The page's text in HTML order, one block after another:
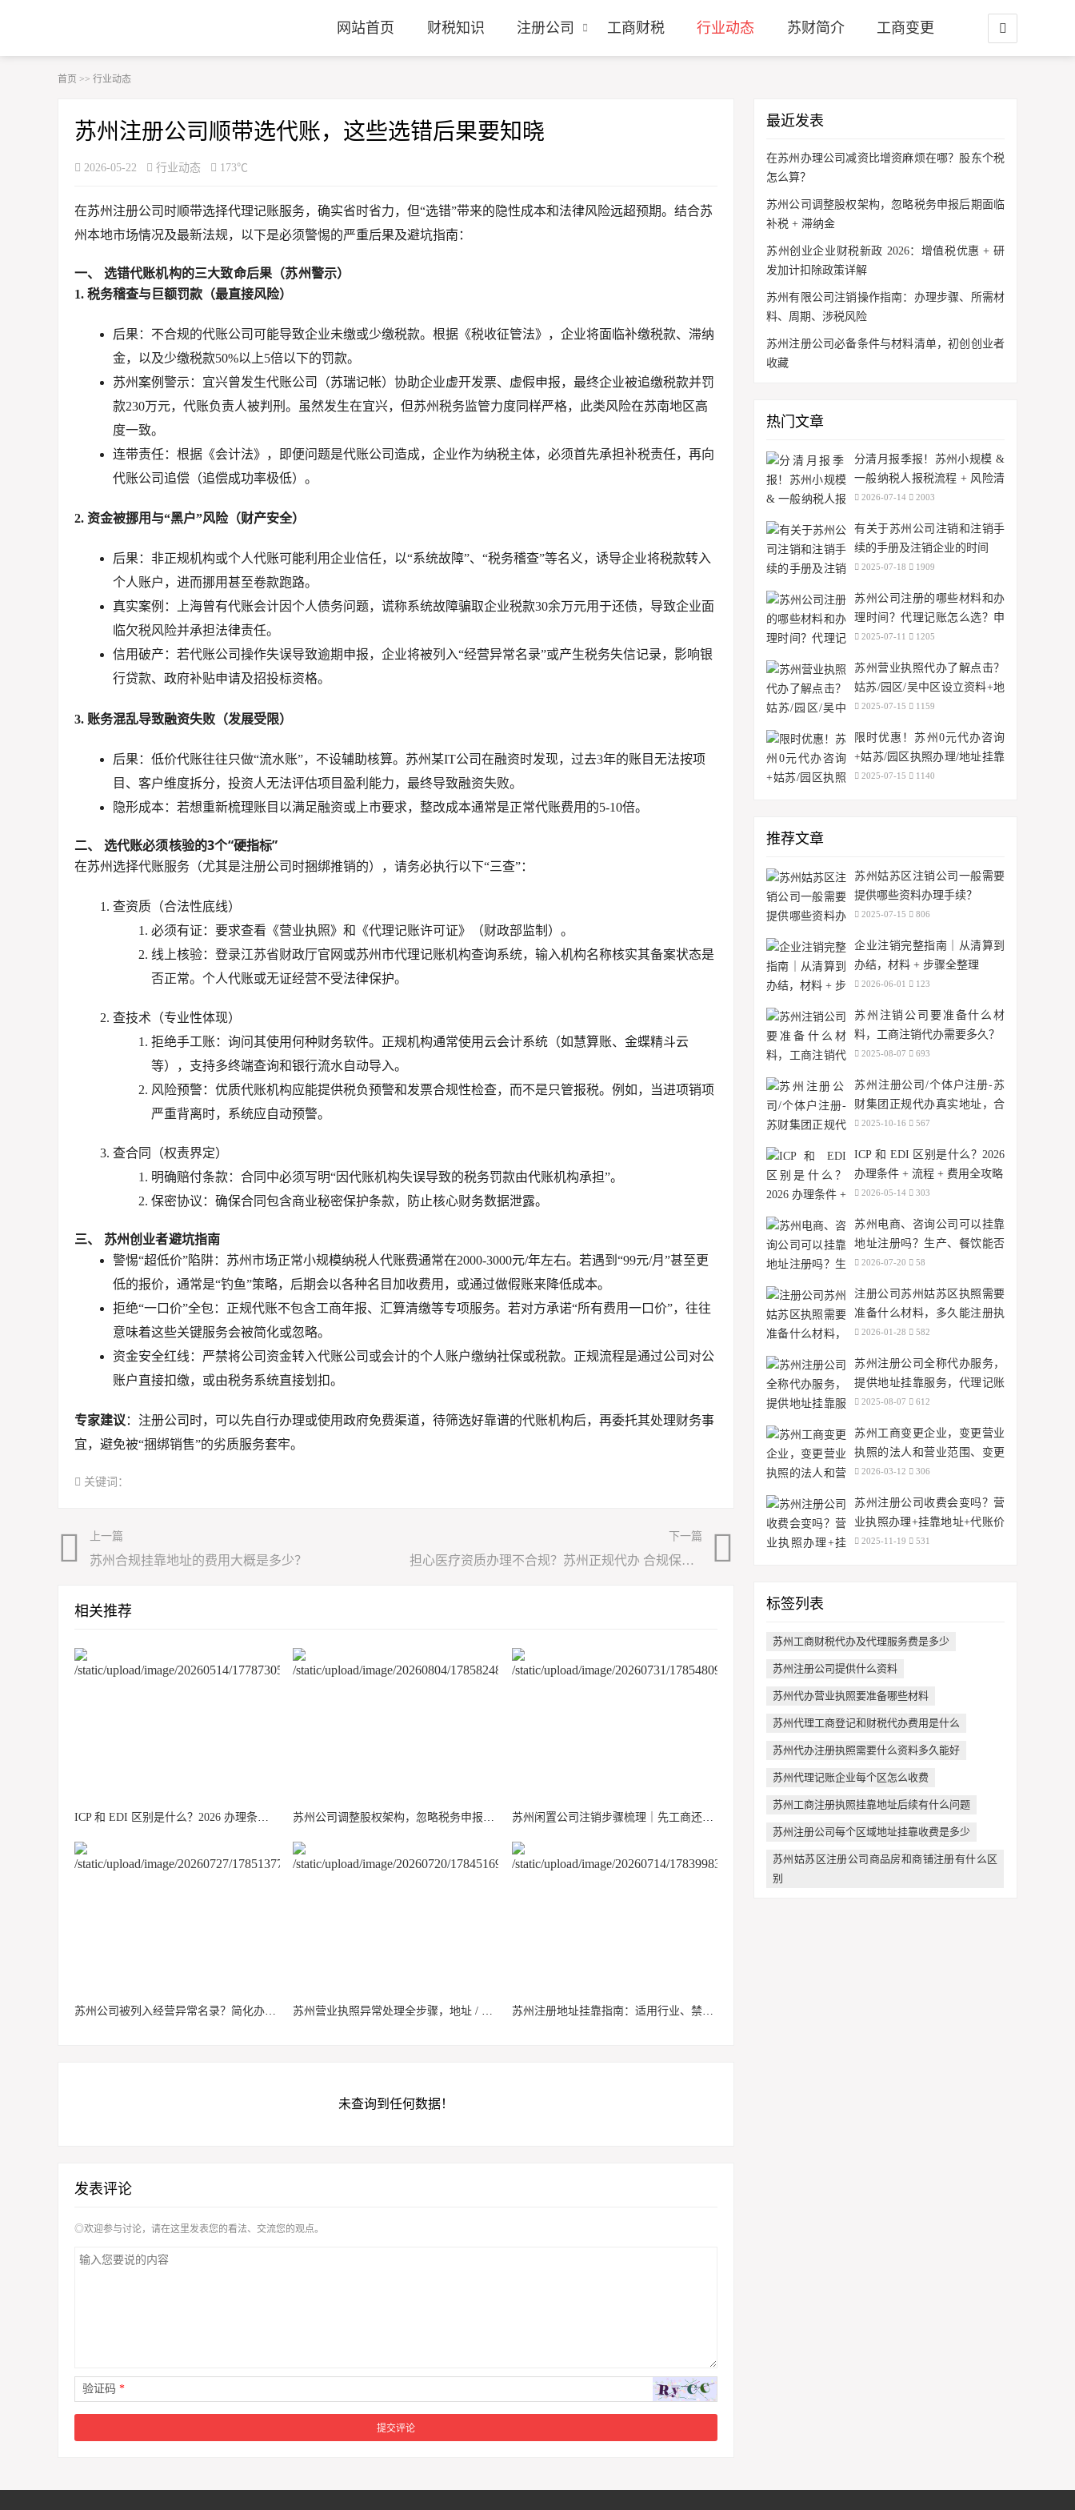
网站首页 财税知识 注册公司 工商财税 行业动态 苏财简介 工商变更
首页 >> 行业动态
苏州注册公司顺带选代账，这些选错后果要知晓
2026-05-22 行业动态 173℃
在苏州注册公司时顺带选择代理记账服务，确实省时省力，但“选错”带来的隐性成本和法律风险远超预期。结合苏
州本地市场情况及最新法规，以下是必须警惕的严重后果及避坑指南：
一、 选错代账机构的三大致命后果（苏州警示）
1. 税务稽查与巨额罚款（最直接风险）
后果 ：不合规的代账公司可能导致企业未缴或少缴税款。根据《税收征管法》，企业将面临补缴税款、滞纳
金，以及少缴税款50%以上5倍以下的罚款。
苏州案例警示 ：宜兴曾发生代账公司（苏瑞记帐）协助企业虚开发票、虚假申报，最终企业被追缴税款并罚
款230万元，代账负责人被判刑。虽然发生在宜兴，但苏州税务监管力度同样严格，此类风险在苏南地区高
度一致。
连带责任：根据《会计法》，即便问题是代账公司造成， 企业作为纳税主体，必须首先承担补税责任，再向
代账公司追偿（追偿成功率极低）。
2. 资金被挪用与“黑户”风险（财产安全）
后果 ：非正规机构或个人代账可能利用企业信任，以“系统故障”、“税务稽查”等名义，诱导企业将税款转入
个人账户，进而挪用甚至卷款跑路。
真实案例 ：上海曾有代账会计因个人债务问题，谎称系统故障骗取企业税款30余万元用于还债，导致企业面
临欠税风险并承担法律责任。
信用破产 ：若代账公司操作失误导致逾期申报，企业将被列入“经营异常名录”或产生税务失信记录，影响银
行贷款、政府补贴申请及招投标资格。
3. 账务混乱导致融资失败（发展受限）
后果 ：低价代账往往只做“流水账”，不设辅助核算。苏州某IT公司在融资时发现，过去3年的账目无法按项
目、客户维度拆分，投资人无法评估项目盈利能力，最终导致融资失败。
隐形成本：若想重新梳理账目以满足融资或上市要求，整改成本通常是正常代账费用的5-10倍。
二、 选代账必须核验的3个“硬指标”
在苏州选择代账服务（尤其是注册公司时捆绑推销的），请务必执行以下“三查”：
查资质（合法性底线）
必须有证 ：要求查看 《营业执照》 和 《代理记账许可证》
（财政部监制）。
线上核验：登录江苏省财政厅官网 或苏州市代理记账机构查询系统，输入机构名称核实其备案状态是
否正常。 个人代账或无证经营不受法律保护。
查技术（专业性体现）
拒绝手工账：询问其使用何种财务软件。正规机构通常使用云会计系统 （如慧算账、金蝶精斗云
等），支持多终端查询和银行流水自动导入。
风险预警：优质代账机构应能提供税负预警和发票合规性检查，而不是只管报税。例如，当进项销项
严重背离时，系统应自动预警。
查合同（权责界定）
明确赔付条款：合同中必须写明“因代账机构失误导致的税务罚款由代账机构承担”。
保密协议 ：确保合同包含商业秘密保护条款，防止核心财务数据泄露。
三、 苏州创业者避坑指南
警惕“超低价”陷阱：苏州市场正常小规模纳税人代账费通常在2000-3000元/年左右。若遇到“99元/月”甚至更
低的报价，通常是“钓鱼”策略，后期会以各种名目加收费用，或通过做假账来降低成本。
拒绝“一口价”全包：正规代账不包含工商年报、 汇算清缴等专项服务。若对方承诺“所有费用一口价”，往往
意味着这些关键服务会被简化或忽略。
资金安全红线 ： 严禁将公司资金转入代账公司或会计的个人账户缴纳社保或税款。正规流程是通过公司对公
账户直接扣缴，或由税务系统直接划扣。
专家建议 ：注册公司时，可以先自行办理或使用政府免费渠道，待筛选好靠谱的代账机构后，再委托其处理财务事
宜，避免被“捆绑销售”的劣质服务套牢。
关键词：
上一篇
苏州合规挂靠地址的费用大概是多少？
下一篇
担心医疗资质办理不合规？苏州正规代办 合规保障 快速下证
相关推荐
苏州注册地址挂靠指南：适用行业、禁入行业、资质办理注意事项
未查询到任何数据！
发表评论
◎欢迎参与讨论，请在这里发表您的看法、交流您的观点。
验证码 *
最近发表
在苏州办理公司减资比增资麻烦在哪？股东个税
怎么算？
苏州公司调整股权架构，忽略税务申报后期面临
补税 + 滞纳金
苏州创业企业财税新政 2026：增值税优惠 + 研
发加计扣除政策详解
苏州有限公司注销操作指南：办理步骤、所需材
料、周期、涉税风险
苏州注册公司必备条件与材料清单，初创创业者
收藏
热门文章
分清月报季报！苏州小规模 &
一般纳税人报税流程 + 风险清
单2026-07-14 2003
有关于苏州公司注销和注销手
续的手册及注销企业的时间
2025-07-18 1909
苏州公司注册的哪些材料和办
理时间？代理记账怎么选？申
报步骤有哪些？
2025-07-11 1205
苏州营业执照代办了解点击？
姑苏/园区/吴中区设立资料+地
址挂靠费用/代理记账88元起
2025-07-15 1159
限时优惠！苏州0元代办咨询
+姑苏/园区执照办理/地址挂靠
+记账0元起？
2025-07-15 1140
推荐文章
苏州姑苏区注销公司一般需要
提供哪些资料办理手续？
2025-07-15 806
企业注销完整指南｜从清算到
办结，材料 + 步骤全整理
2026-06-01 123
苏州注销公司要准备什么材
料，工商注销代办需要多久？
2025-08-07 693
苏州注册公司/个体户注册-苏
财集团正规代办真实地址，合
法记账报税，安全可靠！
2025-10-16 567
ICP 和 EDI 区别是什么？2026
办理条件 + 流程 + 费用全攻略
2026-05-14 303
苏州电商、咨询公司可以挂靠
地址注册吗？生产、餐饮能否
使用？
2026-07-20 58
注册公司苏州姑苏区执照需要
准备什么材料，多久能注册执
照？
2026-01-28 582
苏州注册公司全称代办服务，
提供地址挂靠服务，代理记账
报税免费
2025-08-07 612
苏州工商变更企业，变更营业
执照的法人和营业范围、变更
需要多久完成！
2026-03-12 306
苏州注册公司收费会变吗？营
业执照办理+挂靠地址+代账价
格波动了解？
2025-11-19 531
标签列表
苏州工商财税代办及代理服务费是多少
苏州注册公司提供什么资料
苏州代办营业执照要准备哪些材料
苏州代理工商登记和财税代办费用是什么
苏州代办注册执照需要什么资料多久能好
苏州代理记账企业每个区怎么收费
苏州工商注册执照挂靠地址后续有什么问题
苏州注册公司每个区域地址挂靠收费是多少
苏州姑苏区注册公司商品房和商铺注册有什么区
别